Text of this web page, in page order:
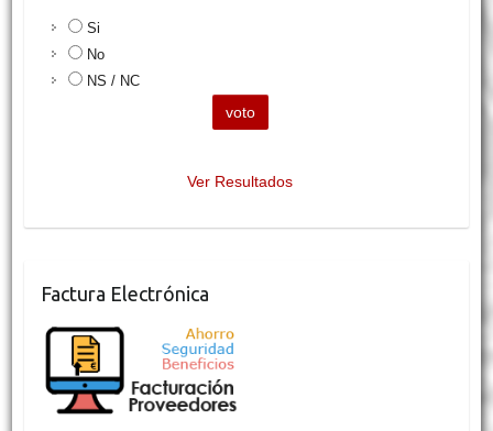
Si
No
NS / NC
Ver Resultados
Factura Electrónica